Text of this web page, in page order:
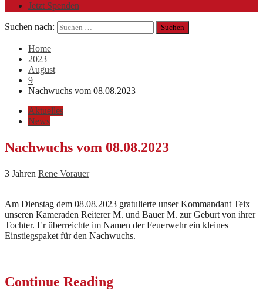
Jetzt Spenden
Suchen nach:
Home
2023
August
9
Nachwuchs vom 08.08.2023
Aktuelles
News
Nachwuchs vom 08.08.2023
3 Jahren Rene Vorauer
Am Dienstag dem 08.08.2023 gratulierte unser Kommandant Teix
unseren Kameraden Reiterer M. und Bauer M. zur Geburt von ihrer
Tochter. Er überreichte im Namen der Feuerwehr ein kleines
Einstiegspaket für den Nachwuchs.
Continue Reading